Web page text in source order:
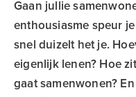
Gaan jullie
enthousiasme speur
snel duizelt het je.
eigenlijk lenen? Hoe
gaat samenwonen?